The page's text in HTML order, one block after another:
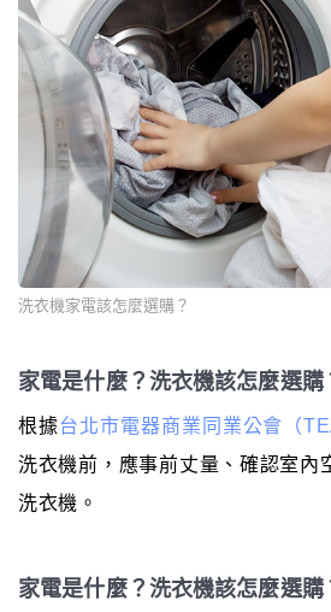
洗衣機家電該怎麼選購？
家電是什麼？洗衣機該怎麼選購
根據台北市電器商業同業公會（
洗衣機前，應事前丈量、確認室內
洗衣機。
家電是什麼？洗衣機該怎麼選購